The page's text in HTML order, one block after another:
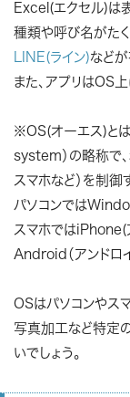
Excel(エクセル)は
種類や呼び名がたく
LINE(ライン)などが
また、アプリはOS
※OS(オーエス)と
system）の略称で、
スマホなど）を制御
パソコンでは
スマホではiPhone(
Android（アンドロ
OSはパソコンやス
写真加工など特定
いでしょう。